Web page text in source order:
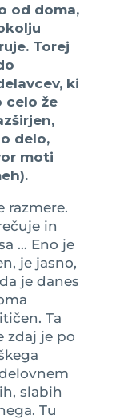
od doma,
Torej
ki
celo že
delo,
moti
razmere.
in
… Eno je
je jasno,
je danes
Ta
zdaj je po
slabih
Tu